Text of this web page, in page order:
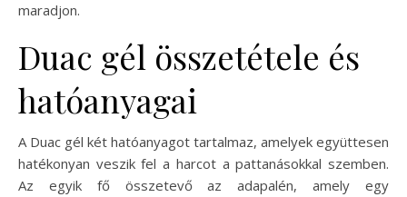
maradjon.
Duac gél összetétele és
hatóanyagai
A Duac gél két hatóanyagot tartalmaz, amelyek együttesen
hatékonyan veszik fel a harcot a pattanásokkal szemben.
Az egyik fő összetevő az adapalén, amely egy